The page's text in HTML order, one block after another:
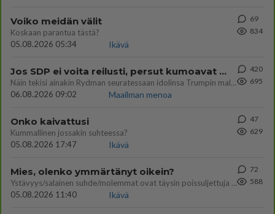
Voiko meidän välit
Koskaan parantua tästä?
05.08.2026 05:34
Ikävä
69
834
Jos SDP ei voita reilusti, persut kumoavat demokratian Suomesta
Näin tekisi ainakin Rydman seuratessaan idolinsa Trumpin mallia https://www.is.fi/politiikka/art-2000012187244.html
06.08.2026 09:02
Maailman menoa
420
695
Onko kaivattusi
Kummallinen jossakin suhteessa?
05.08.2026 17:47
Ikävä
47
629
Mies, olenko ymmärtänyt oikein?
Ystävyys/salainen suhde/molemmat ovat täysin poissuljettuja asioita? Nainen
05.08.2026 11:40
Ikävä
72
588